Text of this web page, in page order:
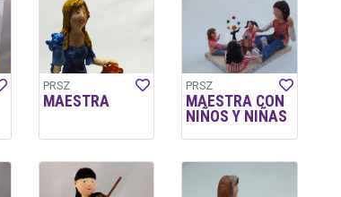
PRSZ
MAESTRA
PRSZ
MAESTRA CON
NIÑOS Y NIÑAS